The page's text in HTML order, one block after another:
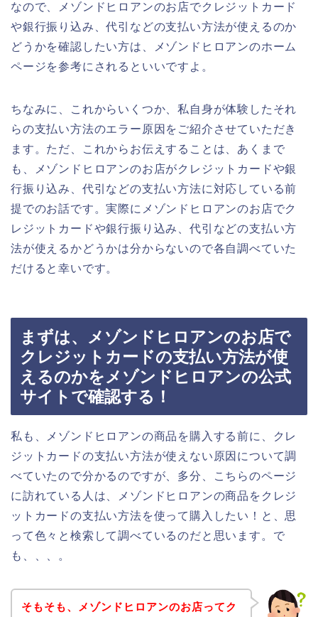
なので、メゾンドヒロアンのお店でクレジットカード
や銀行振り込み、代引などの支払い方法が使えるのか
どうかを確認したい方は、メゾンドヒロアンのホーム
ページを参考にされるといいですよ。
ちなみに、これからいくつか、私自身が体験したそれ
らの支払い方法のエラー原因をご紹介させていただき
ます。ただ、これからお伝えすることは、あくまで
も、メゾンドヒロアンのお店がクレジットカードや銀
行振り込み、代引などの支払い方法に対応している前
提でのお話です。実際にメゾンドヒロアンのお店でク
レジットカードや銀行振り込み、代引などの支払い方
法が使えるかどうかは分からないので各自調べていた
だけると幸いです。
まずは、メゾンドヒロアンのお店で
クレジットカードの支払い方法が使
えるのかをメゾンドヒロアンの公式
サイトで確認する！
私も、メゾンドヒロアンの商品を購入する前に、クレ
ジットカードの支払い方法が使えない原因について調
べていたので分かるのですが、多分、こちらのページ
に訪れている人は、メゾンドヒロアンの商品をクレジ
ットカードの支払い方法を使って購入したい！と、思
って色々と検索して調べているのだと思います。で
も、、、。
そもそも、メゾンドヒロアンのお店ってク